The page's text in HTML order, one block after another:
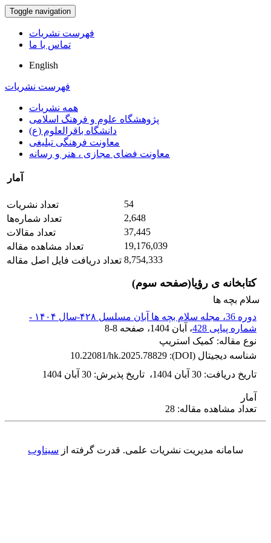
Toggle navigation
فهرست نشریات
تماس با ما
English
فهرست نشریات
همه نشریات
پژوهشگاه علوم و فرهنگ اسلامی
دانشگاه باقرالعلوم (ع)
معاونت فرهنگی تبلیغی
معاونت فضای مجازی ، هنر و رسانه
آمار
تعداد نشریات
54
تعداد شماره‌ها
2,648
تعداد مقالات
37,445
تعداد مشاهده مقاله
19,176,039
تعداد دریافت فایل اصل مقاله 8,754,333
کتابخانه ی رؤیا(صفحه سوم)
سلام بچه ها
دوره 36، مجله سلام بچه ها آبان مسلسل ۴۲۸-سال ۱۴۰۴ -
شماره پیاپی 428
، آبان 1404 ، صفحه 8-8
نوع مقاله: کمیک استریپ
شناسه دیجیتال (DOI):
10.22081/hk.2025.78829
تاریخ دریافت: 30 آبان 1404 ، تاریخ پذیرش: 30 آبان 1404
آمار
تعداد مشاهده مقاله: 28
سامانه مدیریت نشریات علمی. قدرت گرفته از سیناوب